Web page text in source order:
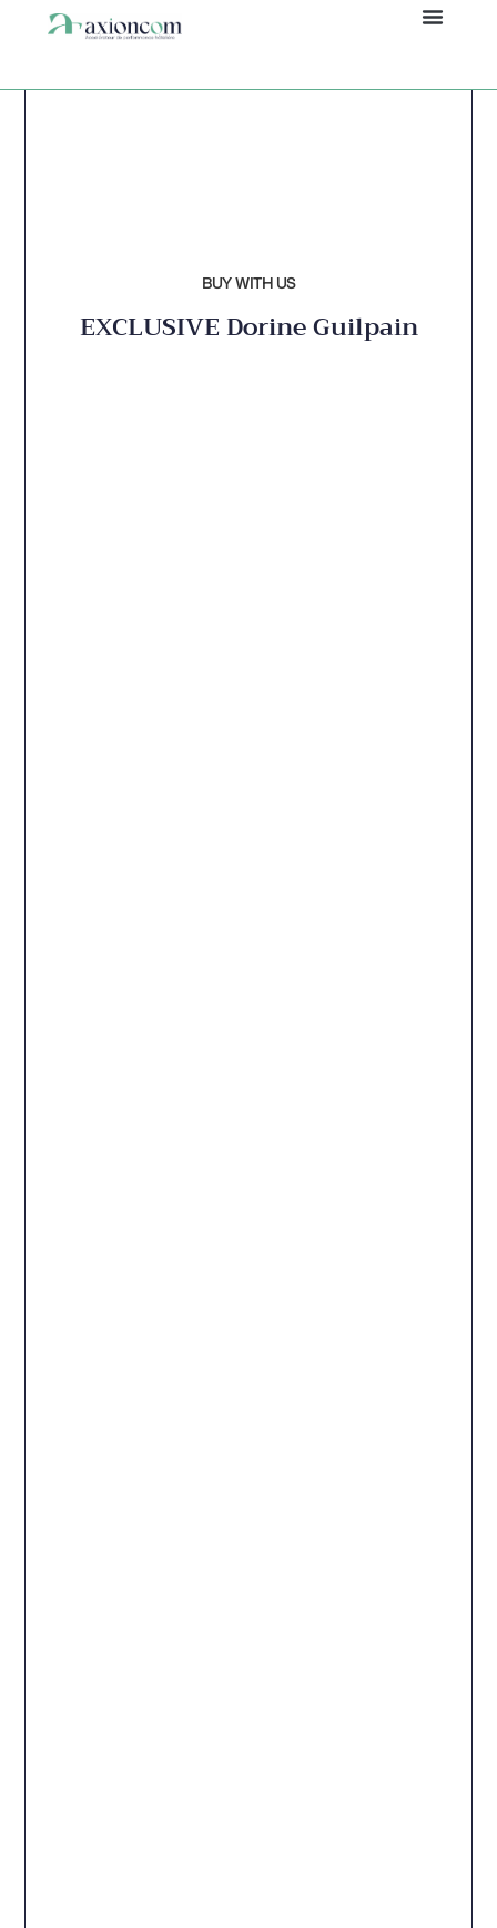
Panneau de gestion des cookies
BUY WITH US
EXCLUSIVEDorine Guilpain